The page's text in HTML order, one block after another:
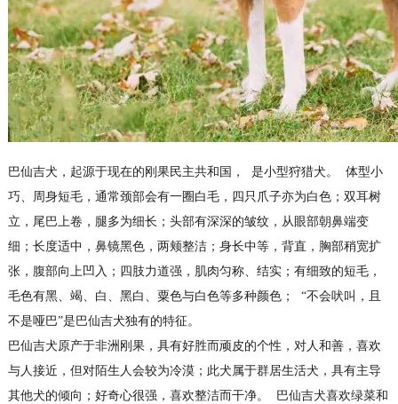
巴仙吉犬，起源于现在的刚果民主共和国， 是小型狩猎犬。
体型小
巧、周身短毛，通常颈部会有一圈白毛，四只爪子亦为白色；双耳树
立，尾巴上卷，腿多为细长；头部有深深的皱纹，从眼部朝鼻端变
细；长度适中，鼻镜黑色，两颊整洁；身长中等，背直，胸部稍宽扩
张，腹部向上凹入；四肢力道强，肌肉匀称、结实；有细致的短毛，
毛色有黑、竭、白、黑白、粟色与白色等多种颜色；
“不会吠叫，且
不是哑巴”是巴仙吉犬独有的特征。
巴仙吉犬原产于非洲刚果，具有好胜而顽皮的个性，对人和善，喜欢
与人接近，但对陌生人会较为冷漠；此犬属于群居生活犬，具有主导
其他犬的倾向；好奇心很强，喜欢整洁而干净。
巴仙吉犬喜欢绿菜和